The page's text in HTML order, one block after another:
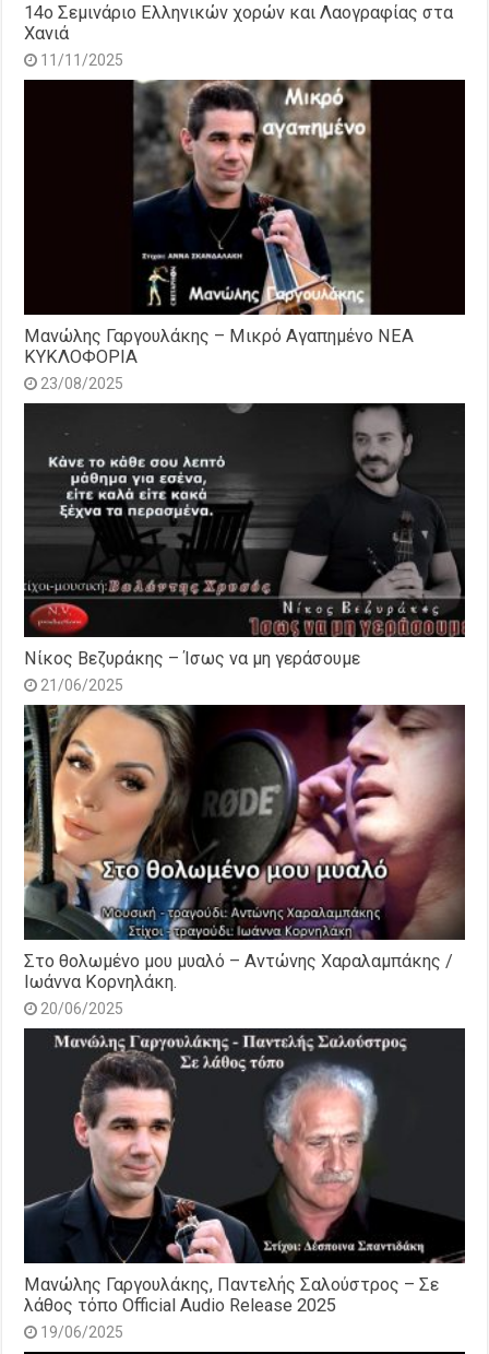
14o Σεμινάριο Ελληνικών χορών και Λαογραφίας στα
Χανιά
11/11/2025
Μανώλης Γαργουλάκης – Μικρό Αγαπημένο NEΑ
ΚΥΚΛΟΦΟΡΙΑ
23/08/2025
Νίκος Βεζυράκης – Ίσως να μη γεράσουμε
21/06/2025
Στο θολωμένο μου μυαλό – Αντώνης Χαραλαμπάκης /
Ιωάννα Κορνηλάκη.
20/06/2025
Μανώλης Γαργουλάκης, Παντελής Σαλούστρος – Σε
λάθος τόπο Official Audio Release 2025
19/06/2025